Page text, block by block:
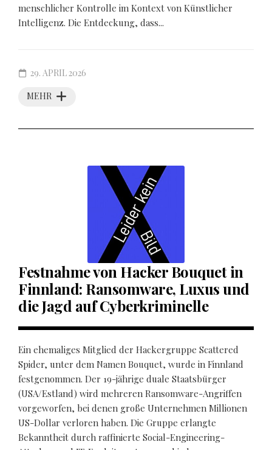
menschlicher Kontrolle im Kontext von Künstlicher
Intelligenz. Die Entdeckung, dass...
MEHR
29. APRIL 2026
Festnahme von Hacker Bouquet in
Finnland: Ransomware, Luxus und
die Jagd auf Cyberkriminelle
Ein ehemaliges Mitglied der Hackergruppe Scattered
Spider, unter dem Namen Bouquet, wurde in Finnland
festgenommen. Der 19-jährige duale Staatsbürger
(USA/Estland) wird mehreren Ransomware-Angriffen
vorgeworfen, bei denen große Unternehmen Millionen
US-Dollar verloren haben. Die Gruppe erlangte
Bekanntheit durch raffinierte Social-Engineering-